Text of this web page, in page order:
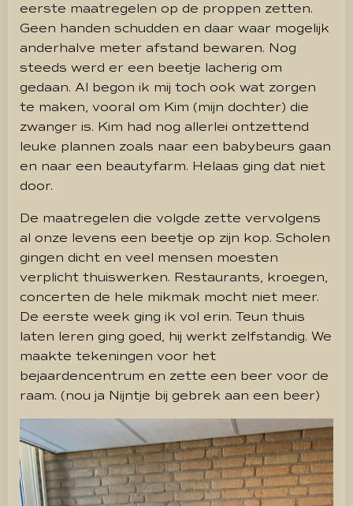
eerste maatregelen op de proppen zetten.
Geen handen schudden en daar waar mogelijk
anderhalve meter afstand bewaren. Nog
steeds werd er een beetje lacherig om
gedaan. Al begon ik mij toch ook wat zorgen
te maken, vooral om Kim (mijn dochter) die
zwanger is. Kim had nog allerlei ontzettend
leuke plannen zoals naar een babybeurs gaan
en naar een beautyfarm. Helaas ging dat niet
door.
De maatregelen die volgde zette vervolgens
al onze levens een beetje op zijn kop. Scholen
gingen dicht en veel mensen moesten
verplicht thuiswerken. Restaurants, kroegen,
concerten de hele mikmak mocht niet meer.
De eerste week ging ik vol erin. Teun thuis
laten leren ging goed, hij werkt zelfstandig. We
maakte tekeningen voor het
bejaardencentrum en zette een beer voor de
raam. (nou ja Nijntje bij gebrek aan een beer)